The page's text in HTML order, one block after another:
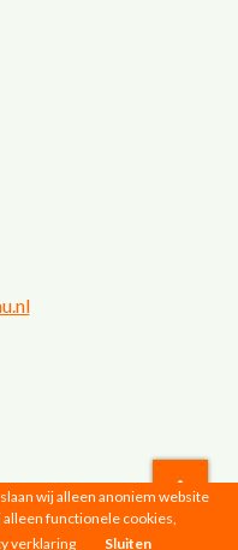
Privacyverklaring
wij alleen anoniem website
alleen functionele cookies,
verklaring Sluiten